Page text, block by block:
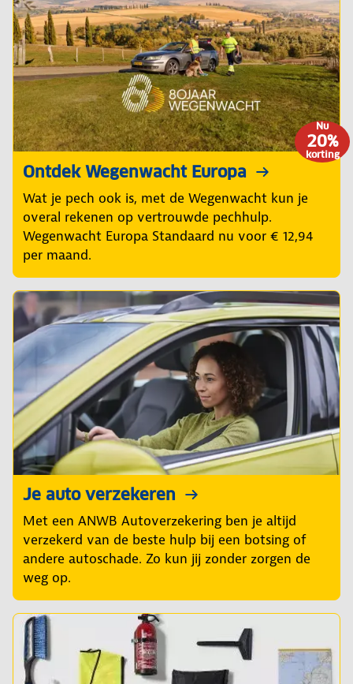
Nu
20%
korting
Ontdek Wegenwacht Europa
Wat je pech ook is, met de Wegenwacht kun je
overal rekenen op vertrouwde pechhulp.
Wegenwacht Europa Standaard nu voor € 12,94
per maand.
Je auto verzekeren
Met een ANWB Autoverzekering ben je altijd
verzekerd van de beste hulp bij een botsing of
andere autoschade. Zo kun jij zonder zorgen de
weg op.